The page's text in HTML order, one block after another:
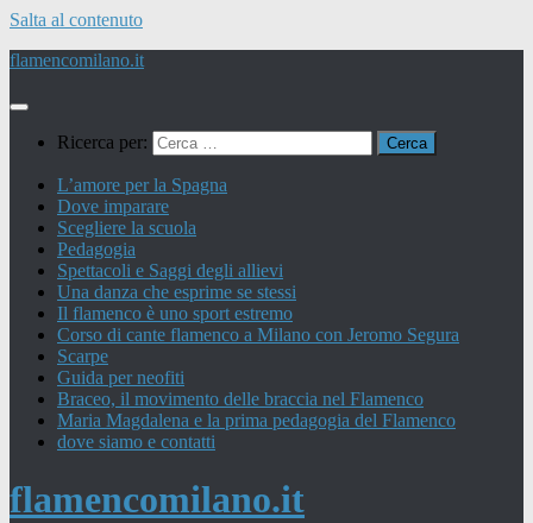
Salta al contenuto
flamencomilano.it
Ricerca per:
L’amore per la Spagna
Dove imparare
Scegliere la scuola
Pedagogia
Spettacoli e Saggi degli allievi
Una danza che esprime se stessi
Il flamenco è uno sport estremo
Corso di cante flamenco a Milano con Jeromo Segura
Scarpe
Guida per neofiti
Braceo, il movimento delle braccia nel Flamenco
Maria Magdalena e la prima pedagogia del Flamenco
dove siamo e contatti
flamencomilano.it